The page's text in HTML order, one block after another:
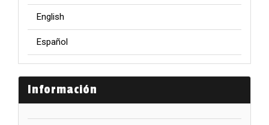
English
Español
Información